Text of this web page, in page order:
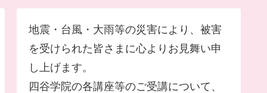
地震・台風・大雨等の災害により、被害
を受けられた皆さまに心よりお見舞い申
し上げます。
四谷学院の各講座等のご受講について、